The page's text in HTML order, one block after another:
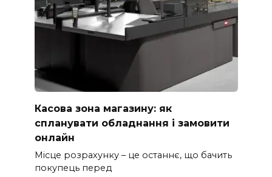
Касова зона магазину: як
спланувати обладнання і замовити
онлайн
Місце розрахунку – це останнє, що бачить
покупець перед